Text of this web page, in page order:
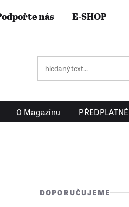
nás E-SHOP
O Magazínu PŘEDPLATNÉ
DOPORUČUJEME